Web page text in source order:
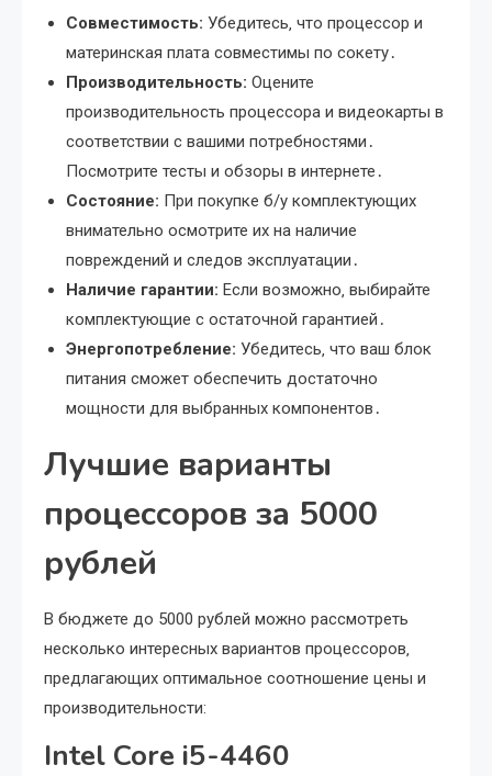
Совместимость: Убедитесь‚ что процессор и
материнская плата совместимы по сокету․
Производительность: Оцените
производительность процессора и видеокарты в
соответствии с вашими потребностями․
Посмотрите тесты и обзоры в интернете․
Состояние: При покупке б/у комплектующих
внимательно осмотрите их на наличие
повреждений и следов эксплуатации․
Наличие гарантии: Если возможно‚ выбирайте
комплектующие с остаточной гарантией․
Энергопотребление: Убедитесь‚ что ваш блок
питания сможет обеспечить достаточно
мощности для выбранных компонентов․
Лучшие варианты
процессоров за 5000
рублей
В бюджете до 5000 рублей можно рассмотреть
несколько интересных вариантов процессоров‚
предлагающих оптимальное соотношение цены и
производительности:
Intel Core i5-4460